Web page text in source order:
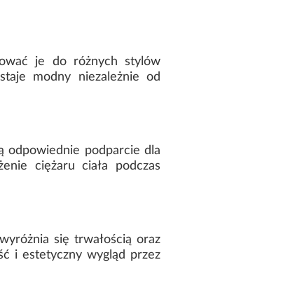
je do różnych stylów
modny niezależnie od
odpowiednie podparcie dla
ciężaru ciała podczas
się trwałością oraz
i estetyczny wygląd przez